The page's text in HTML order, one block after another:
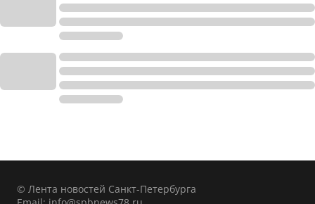
© Лента новостей Санкт-Петербурга